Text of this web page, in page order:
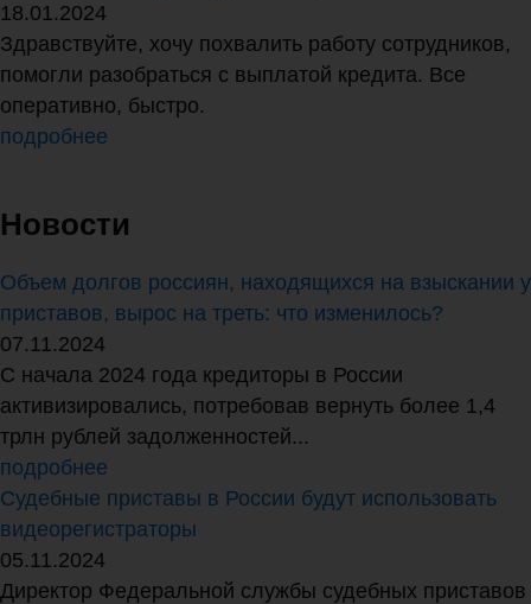
18.01.2024
Здравствуйте, хочу похвалить работу сотрудников,
помогли разобраться с выплатой кредита. Все
оперативно, быстро.
подробнее
Новости
Объем долгов россиян, находящихся на взыскании у
приставов, вырос на треть: что изменилось?
07.11.2024
С начала 2024 года кредиторы в России
активизировались, потребовав вернуть более 1,4
трлн рублей задолженностей...
подробнее
Судебные приставы в России будут использовать
видеорегистраторы
05.11.2024
Директор Федеральной службы судебных приставов